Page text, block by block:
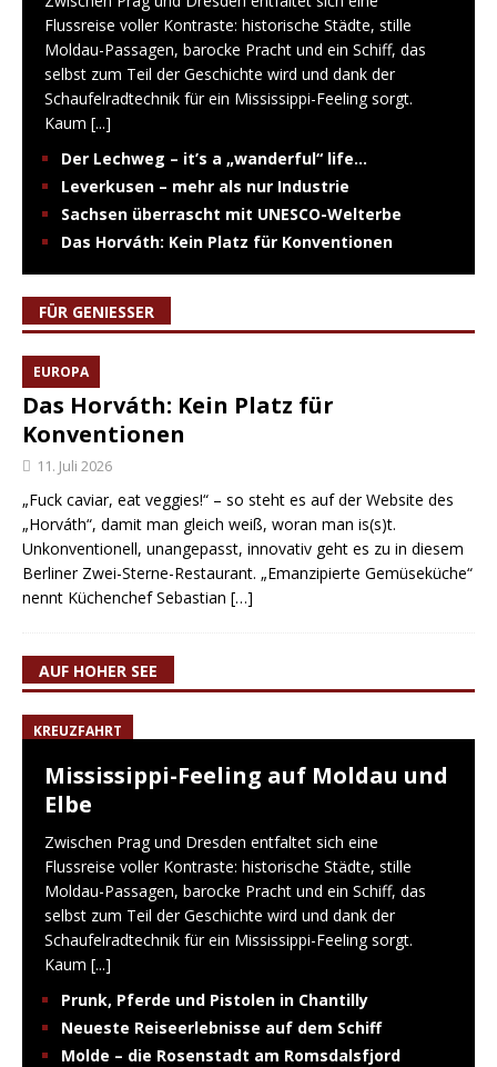
Flussreise voller Kontraste: historische Städte, stille
Moldau-Passagen, barocke Pracht und ein Schiff, das
selbst zum Teil der Geschichte wird und dank der
Schaufelradtechnik für ein Mississippi-Feeling sorgt.
Kaum [...]
Der Lechweg – it’s a „wanderful“ life…
Leverkusen – mehr als nur Industrie
Sachsen überrascht mit UNESCO-Welterbe
Das Horváth: Kein Platz für Konventionen
FÜR GENIESSER
EUROPA
Das Horváth: Kein Platz für
Konventionen
11. Juli 2026
„Fuck caviar, eat veggies!“ – so steht es auf der Website des
„Horváth“, damit man gleich weiß, woran man is(s)t.
Unkonventionell, unangepasst, innovativ geht es zu in diesem
Berliner Zwei-Sterne-Restaurant. „Emanzipierte Gemüseküche“
nennt Küchenchef Sebastian […]
AUF HOHER SEE
KREUZFAHRT
Mississippi-Feeling auf Moldau und
Elbe
Zwischen Prag und Dresden entfaltet sich eine
Flussreise voller Kontraste: historische Städte, stille
Moldau-Passagen, barocke Pracht und ein Schiff, das
selbst zum Teil der Geschichte wird und dank der
Schaufelradtechnik für ein Mississippi-Feeling sorgt.
Kaum [...]
Prunk, Pferde und Pistolen in Chantilly
Neueste Reiseerlebnisse auf dem Schiff
Molde – die Rosenstadt am Romsdalsfjord